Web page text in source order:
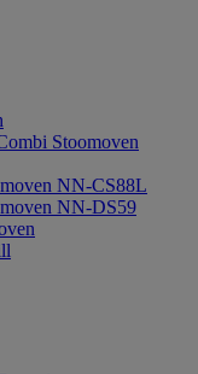
Stoomoven
NN-CS88L
NN-DS59